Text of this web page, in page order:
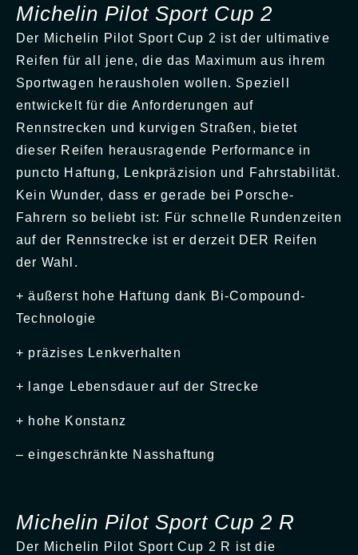
Michelin Pilot Sport Cup 2
Der Michelin Pilot Sport Cup 2 ist der ultimative
Reifen für all jene, die das Maximum aus ihrem
Sportwagen herausholen wollen. Speziell
entwickelt für die Anforderungen auf
Rennstrecken und kurvigen Straßen, bietet
dieser Reifen herausragende Performance in
puncto Haftung, Lenkpräzision und Fahrstabilität.
Kein Wunder, dass er gerade bei Porsche-
Fahrern so beliebt ist: Für schnelle Rundenzeiten
auf der Rennstrecke ist er derzeit DER Reifen
der Wahl.
+ äußerst hohe Haftung dank Bi-Compound-
Technologie
+ präzises Lenkverhalten
+ lange Lebensdauer auf der Strecke
+ hohe Konstanz
– eingeschränkte Nasshaftung
Michelin Pilot Sport Cup 2 R
Der Michelin Pilot Sport Cup 2 R ist die